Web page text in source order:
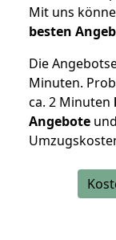
Mit uns
besten
Die
Minuten.
ca. 2 Minuten
Angebote